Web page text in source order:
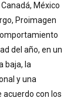
México
Proimagen
del año, en un
baja, la
y una
con los